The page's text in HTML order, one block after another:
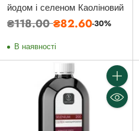
йодом і селеном Каоліновий
Звичайна
₴118.00₴82.60-30%
В наявності
Кількість